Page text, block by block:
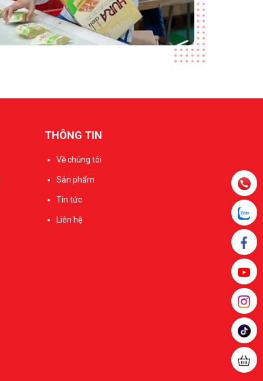
THÔNG TIN
Về chúng tôi
Sản phẩm
Tin tức
Liên hệ